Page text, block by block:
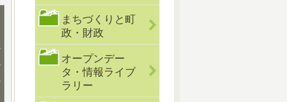
まちづくりと町
政・財政
オープンデー
タ・情報ライブ
ラリー